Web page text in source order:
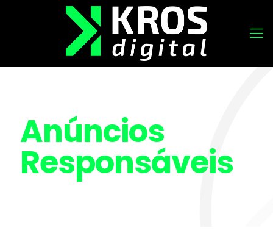
Anúncios
Responsáveis